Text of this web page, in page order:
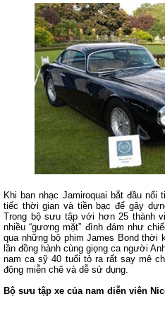
Khi ban nhạc Jamiroquai bắt đầu
tiếc thời gian và tiền bạc để gây
Trong bộ sưu tập với hơn 25 thành
nhiều “gương mặt” đình đám như
qua những bộ phim James Bond thời
lần đồng hành cùng giọng ca người
nam ca sỹ 40 tuổi tỏ ra rất say mê
động miễn chê và dễ sử dụng.
Bộ sưu tập xe của nam diễn viên